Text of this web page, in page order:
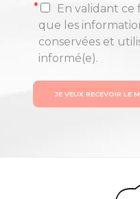
*
En validant ce
que les
conservées et
informé(e).
JE VEUX RECEVOIR LE